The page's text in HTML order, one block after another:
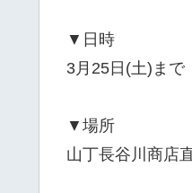
▼日時
3月25日(土)ま
▼場所
山丁長谷川商店